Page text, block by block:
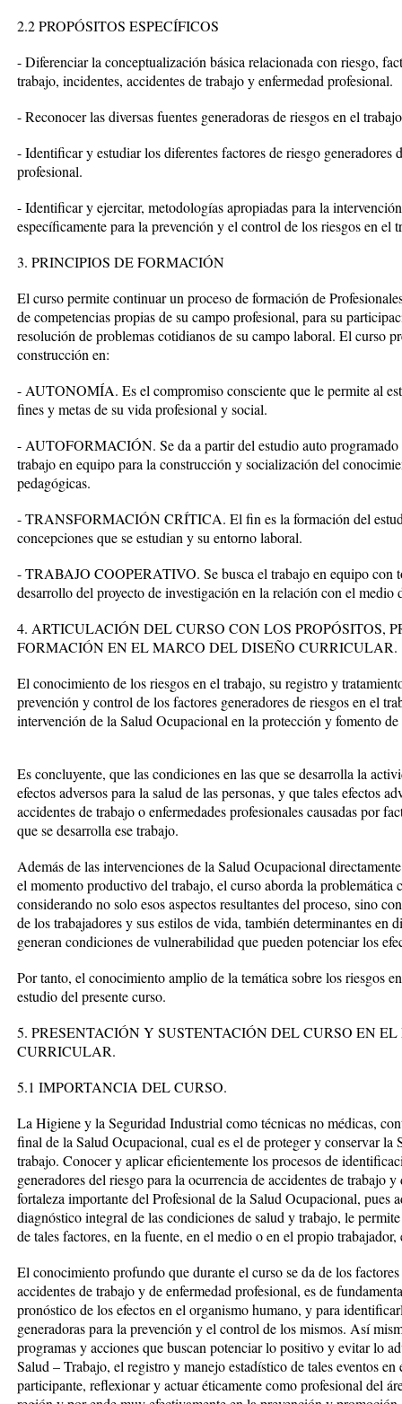
2.2 PROPÓSITOS ESPECÍFICOS
- Diferenciar la conceptualización básica relacionada con riesgo,
trabajo, incidentes, accidentes de trabajo y enfermedad profesional.
- Reconocer las diversas fuentes generadoras de riesgos en el
- Identificar y estudiar los diferentes factores de riesgo generadores
profesional.
- Identificar y ejercitar, metodologías apropiadas para la
específicamente para la prevención y el control de los riesgos en el
3. PRINCIPIOS DE FORMACIÓN
El curso permite continuar un proceso de formación de
de competencias propias de su campo profesional, para su
resolución de problemas cotidianos de su campo laboral. El curso
construcción en:
- AUTONOMÍA. Es el compromiso consciente que le permite al
fines y metas de su vida profesional y social.
- AUTOFORMACIÓN. Se da a partir del estudio auto programado
trabajo en equipo para la construcción y socialización del
pedagógicas.
- TRANSFORMACIÓN CRÍTICA. El fin es la formación del
concepciones que se estudian y su entorno laboral.
- TRABAJO COOPERATIVO. Se busca el trabajo en equipo con
desarrollo del proyecto de investigación en la relación con el medio
4. ARTICULACIÓN DEL CURSO CON LOS PROPÓSITOS,
FORMACIÓN EN EL MARCO DEL DISEÑO CURRICULAR.
El conocimiento de los riesgos en el trabajo, su registro y
prevención y control de los factores generadores de riesgos en el
intervención de la Salud Ocupacional en la protección y fomento
Es concluyente, que las condiciones en las que se desarrolla la
efectos adversos para la salud de las personas, y que tales efectos
accidentes de trabajo o enfermedades profesionales causadas por
que se desarrolla ese trabajo.
Además de las intervenciones de la Salud Ocupacional
el momento productivo del trabajo, el curso aborda la problemática
considerando no solo esos aspectos resultantes del proceso, sino
de los trabajadores y sus estilos de vida, también determinantes en
generan condiciones de vulnerabilidad que pueden potenciar los
Por tanto, el conocimiento amplio de la temática sobre los riesgos
estudio del presente curso.
5. PRESENTACIÓN Y SUSTENTACIÓN DEL CURSO EN
CURRICULAR.
5.1 IMPORTANCIA DEL CURSO.
La Higiene y la Seguridad Industrial como técnicas no médicas,
final de la Salud Ocupacional, cual es el de proteger y conservar la
trabajo. Conocer y aplicar eficientemente los procesos de
generadores del riesgo para la ocurrencia de accidentes de trabajo
fortaleza importante del Profesional de la Salud Ocupacional, pues
diagnóstico integral de las condiciones de salud y trabajo, le
de tales factores, en la fuente, en el medio o en el propio
El conocimiento profundo que durante el curso se da de los
accidentes de trabajo y de enfermedad profesional, es de
pronóstico de los efectos en el organismo humano, y para
generadoras para la prevención y el control de los mismos. Así
programas y acciones que buscan potenciar lo positivo y evitar lo
Salud – Trabajo, el registro y manejo estadístico de tales eventos
participante, reflexionar y actuar éticamente como profesional del